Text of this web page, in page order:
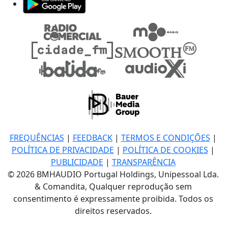
FREQUÊNCIAS | FEEDBACK| TERMOS E CONDIÇÕES |
POLÍTICA DE PRIVACIDADE | POLÍTICA DE COOKIES |
PUBLICIDADE | TRANSPARÊNCIA
© 2026 BMHAUDIO Portugal Holdings, Unipessoal Lda.
& Comandita, Qualquer reprodução sem
consentimento é expressamente proibida. Todos os
direitos reservados.